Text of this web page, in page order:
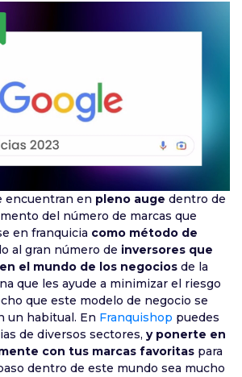
encuentran en pleno auge dentro de
del número de marcas que
en franquicia como método de
al gran número de inversores que
el mundo de los negocios de la
que les ayude a minimizar el riesgo
que este modelo de negocio se
un habitual. En Franquishop puedes
de diversos sectores, y ponerte en
con tus marcas favoritas para
dentro de este mundo sea mucho